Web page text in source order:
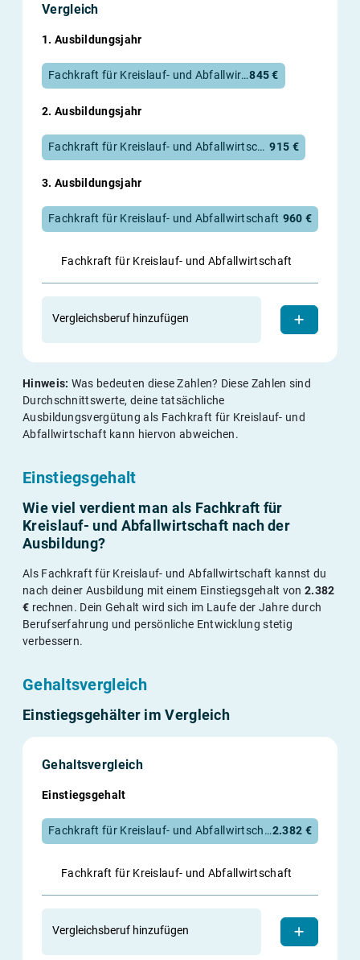
Vergleich
1. Ausbildungsjahr
Fachkraft für Kreislauf- und Abfallwirtschaft845 €
2. Ausbildungsjahr
Fachkraft für Kreislauf- und Abfallwirtschaft 915 €
3. Ausbildungsjahr
Fachkraft für Kreislauf- und Abfallwirtschaft 960 €
Fachkraft für Kreislauf- und Abfallwirtschaft
Vergleichsberuf hinzufügen
Hinweis: Was bedeuten diese Zahlen? Diese Zahlen sind
Durchschnittswerte, deine tatsächliche
Ausbildungsvergütung als Fachkraft für Kreislauf- und
Abfallwirtschaft kann hiervon abweichen.
Einstiegsgehalt
Wie viel verdient man als Fachkraft für
Kreislauf- und Abfallwirtschaft nach der
Ausbildung?
Als Fachkraft für Kreislauf- und Abfallwirtschaft kannst du
nach deiner Ausbildung mit einem Einstiegsgehalt von 2.382
€ rechnen. Dein Gehalt wird sich im Laufe der Jahre durch
Berufserfahrung und persönliche Entwicklung stetig
verbessern.
Gehaltsvergleich
Einstiegsgehälter im Vergleich
Gehaltsvergleich
Einstiegsgehalt
Fachkraft für Kreislauf- und Abfallwirtschaft2.382 €
Fachkraft für Kreislauf- und Abfallwirtschaft
Vergleichsberuf hinzufügen